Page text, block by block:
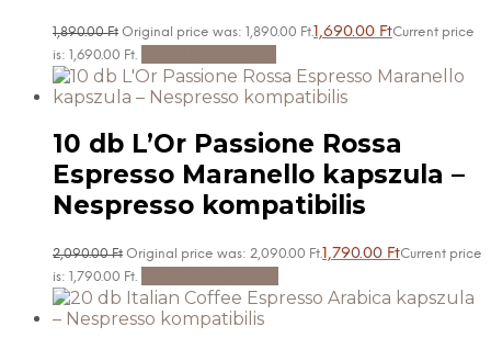
1,890.00Ft Original price was: 1,890.00 Ft.1,690.00 FtCurrent price
is: 1,690.00 Ft.
10 db L’Or Passione Rossa
Espresso Maranello kapszula –
Nespresso kompatibilis
2,090.00Ft Original price was: 2,090.00 Ft.1,790.00 FtCurrent price
is: 1,790.00 Ft.